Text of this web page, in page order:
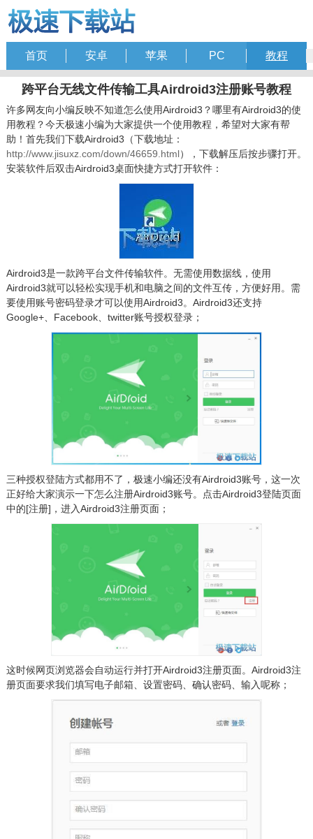
首页 安卓 苹果 PC 教程
跨平台无线文件传输工具Airdroid3注册账号教程
许多网友向小编反映不知道怎么使用Airdroid3？哪里有Airdroid3的使
用教程？今天极速小编为大家提供一个使用教程，希望对大家有帮
助！首先我们下载Airdroid3（下载地址：
http://www.jisuxz.com/down/46659.html），下载解压后按步骤打开。
安装软件后双击Airdroid3桌面快捷方式打开软件：
Airdroid3是一款跨平台文件传输软件。无需使用数据线，使用
Airdroid3就可以轻松实现手机和电脑之间的文件互传，方便好用。需
要使用账号密码登录才可以使用Airdroid3。Airdroid3还支持
Google+、Facebook、twitter账号授权登录；
三种授权登陆方式都用不了，极速小编还没有Airdroid3账号，这一次
正好给大家演示一下怎么注册Airdroid3账号。点击Airdroid3登陆页面
中的[注册]，进入Airdroid3注册页面；
这时候网页浏览器会自动运行并打开Airdroid3注册页面。Airdroid3注
册页面要求我们填写电子邮箱、设置密码、确认密码、输入呢称；